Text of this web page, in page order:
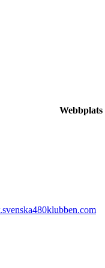
Webbplats